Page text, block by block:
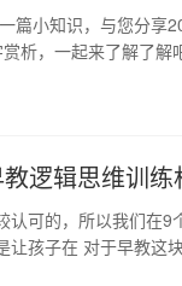
篇小知识，与您分享
析，一起来了解了
逻辑思维训练
认可的，所以我们在
让孩子在 对于早教这